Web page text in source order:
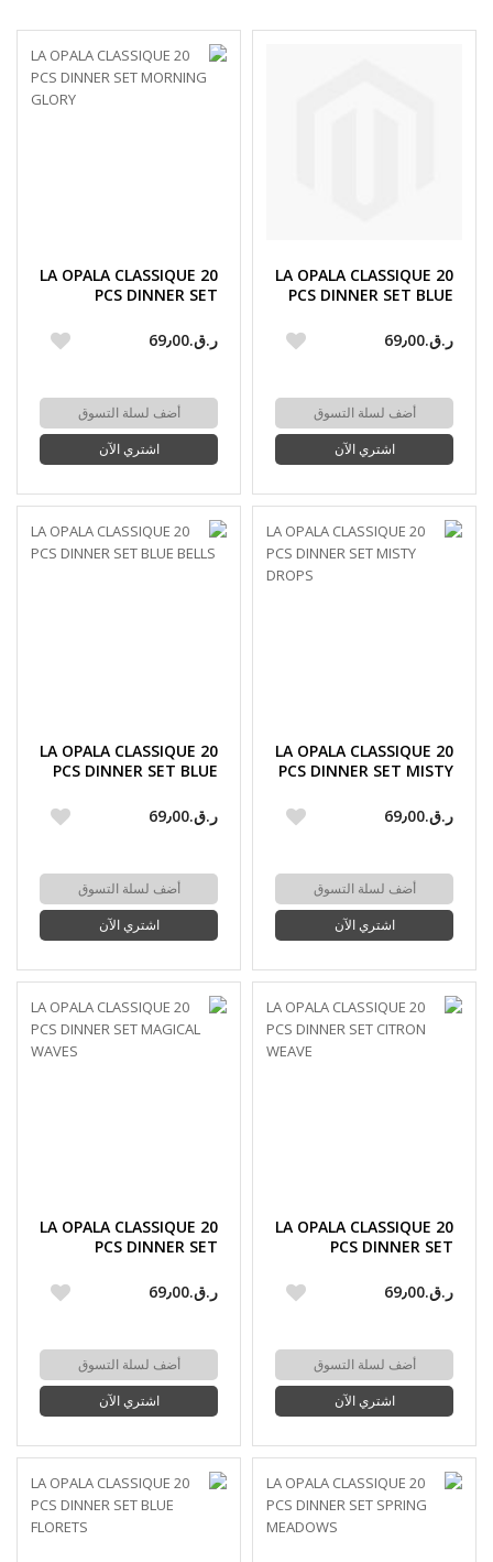
LA OPALA CLASSIQUE 20
PCS DINNER SET BLUE
ر.ق.‏69٫00
أضف لسلة التسوق
اشتري الآن
LA OPALA CLASSIQUE 20
PCS DINNER SET
ر.ق.‏69٫00
أضف لسلة التسوق
اشتري الآن
LA OPALA CLASSIQUE 20
PCS DINNER SET MISTY
ر.ق.‏69٫00
أضف لسلة التسوق
اشتري الآن
LA OPALA CLASSIQUE 20
PCS DINNER SET BLUE
ر.ق.‏69٫00
أضف لسلة التسوق
اشتري الآن
LA OPALA CLASSIQUE 20
PCS DINNER SET
ر.ق.‏69٫00
أضف لسلة التسوق
اشتري الآن
LA OPALA CLASSIQUE 20
PCS DINNER SET
ر.ق.‏69٫00
أضف لسلة التسوق
اشتري الآن